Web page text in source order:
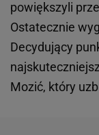
powiększyli
Ostatecznie
Decydujący
Mozić, który